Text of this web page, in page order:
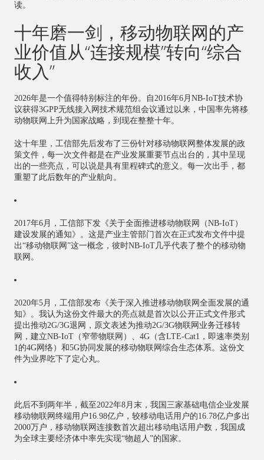
读。
十年磨一剑， 移动物联网的产
业价值从“连接规模”转向“综合
收入”
2026年是一个值得特别标注的年份。自2016年6月NB-IoT技术协
议获得3GPP无线接入网技术规范组会议通过以来，中国率先将移
动物联网上升为国家战略，到现在整整十年。
这十年里，工信部先后发布了三份针对移动物联网整体发展的政
策文件，每一次文件都是在产业发展重要节点出台的，其中呈现
出的一些亮点，可以说是具有里程碑式的意义。每一次出手，都
重塑了此后数年的产业航向。
2017年6月，工信部下发《关于全面推进移动物联网（NB-IoT）
建设发展的通知》。这是产业主管部门首次在正式发布文件中提
出“移动物联网”这一概念，彼时NB-IoT几乎代表了整个的移动物
联网。
2020年5月，工信部发布《关于深入推进移动物联网全面发展的通
知》。我认为这份文件最大的亮点就是首次以公开正式文件形式
提出推动2G/3G退网，原文表述为推动2G/3G物联网业务迁移转
网，建立NB-IoT（窄带物联网）、4G（含LTE-Cat1，即速率类别
1的4G网络）和5G协同发展的移动物联网综合生态体系。这份文
件为业界吃下了定心丸。
此后不到两年半，截至2022年8月末，我国三家基础电信企业发展
移动物联网终端用户16.98亿户，较移动电话用户的16.78亿户多出
2000万户，移动物联网连接数首次超出移动电话用户数，我国成
为全球主要经济体中率先实现“物超人”的国家。